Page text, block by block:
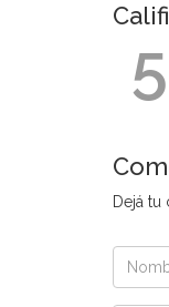
Dejá tu